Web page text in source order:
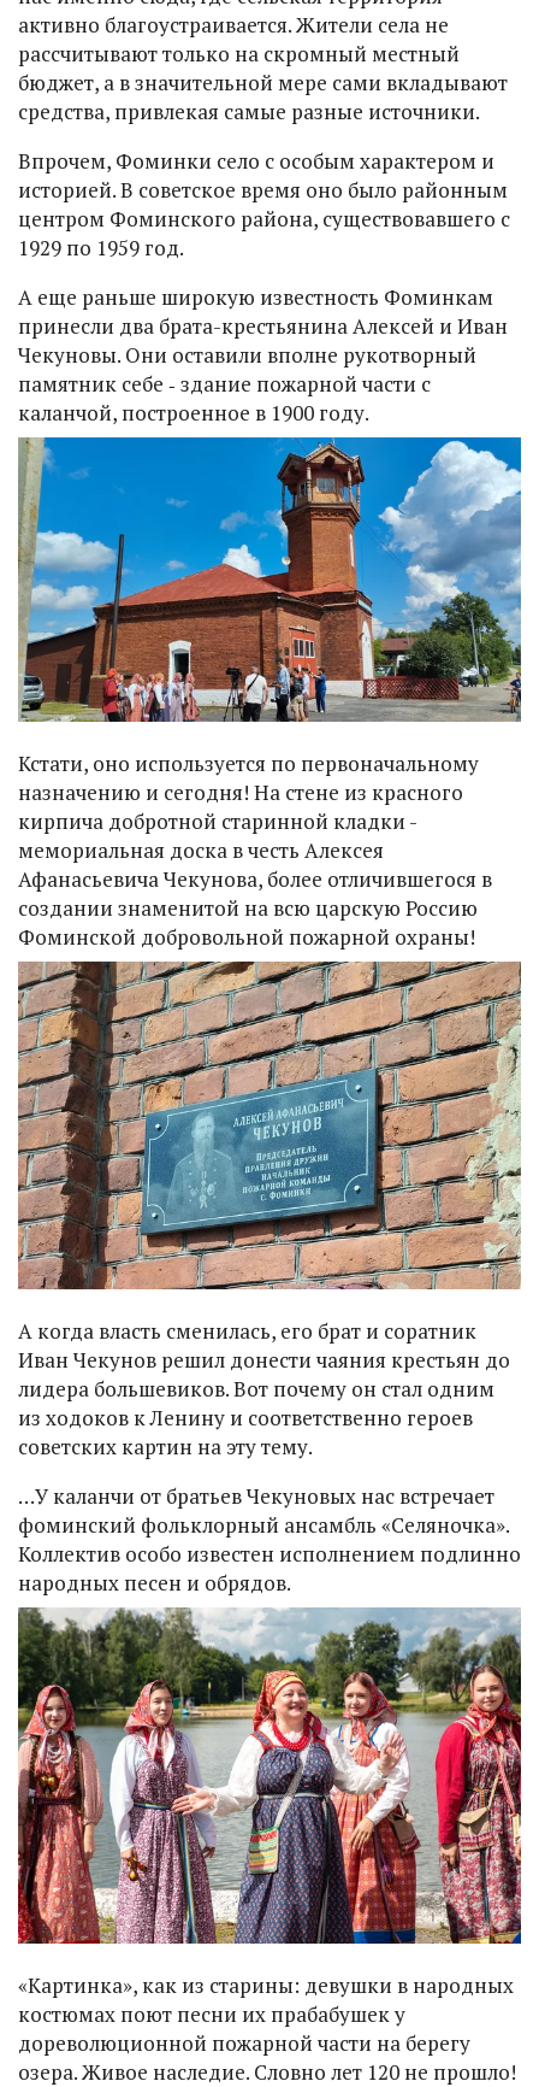
активно благоустраивается. Жители села не
рассчитывают только на скромный местный
бюджет, а в значительной мере сами вкладывают
средства, привлекая самые разные источники.
Впрочем, Фоминки село с особым характером и
историей. В советское время оно было районным
центром Фоминского района, существовавшего с
1929 по 1959 год.
А еще раньше широкую известность Фоминкам
принесли два брата-крестьянина Алексей и Иван
Чекуновы. Они оставили вполне рукотворный
памятник себе ‑ здание пожарной части с
каланчой, построенное в 1900 году.
Кстати, оно используется по первоначальному
назначению и сегодня! На стене из красного
кирпича добротной старинной кладки -
мемориальная доска в честь Алексея
Афанасьевича Чекунова, более отличившегося в
создании знаменитой на всю царскую Россию
Фоминской добровольной пожарной охраны!
А когда власть сменилась, его брат и соратник
Иван Чекунов решил донести чаяния крестьян до
лидера большевиков. Вот почему он стал одним
из ходоков к Ленину и соответственно героев
советских картин на эту тему.
…У каланчи от братьев Чекуновых нас встречает
фоминский фольклорный ансамбль «Селяночка».
Коллектив особо известен исполнением подлинно
народных песен и обрядов.
«Картинка», как из старины: девушки в народных
костюмах поют песни их прабабушек у
дореволюционной пожарной части на берегу
озера. Живое наследие. Словно лет 120 не прошло!